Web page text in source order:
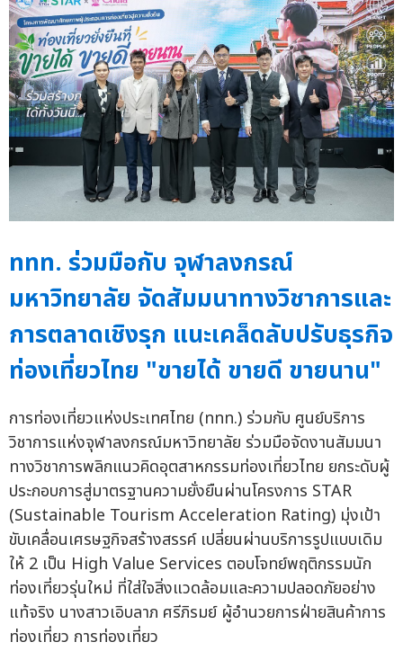
ททท. ร่วมมือกับ จุฬาลงกรณ์
มหาวิทยาลัย จัดสัมมนาทางวิชาการและ
การตลาดเชิงรุก แนะเคล็ดลับปรับธุรกิจ
ท่องเที่ยวไทย "ขายได้ ขายดี ขายนาน"
การท่องเที่ยวแห่งประเทศไทย (ททท.) ร่วมกับ ศูนย์บริการ
วิชาการแห่งจุฬาลงกรณ์มหาวิทยาลัย ร่วมมือจัดงานสัมมนา
ทางวิชาการพลิกแนวคิดอุตสาหกรรมท่องเที่ยวไทย ยกระดับผู้
ประกอบการสู่มาตรฐานความยั่งยืนผ่านโครงการ STAR
(Sustainable Tourism Acceleration Rating) มุ่งเป้า
ขับเคลื่อนเศรษฐกิจสร้างสรรค์ เปลี่ยนผ่านบริการรูปแบบเดิม
ให้ 2 เป็น High Value Services ตอบโจทย์พฤติกรรมนัก
ท่องเที่ยวรุ่นใหม่ ที่ใส่ใจสิ่งแวดล้อมและความปลอดภัยอย่าง
แท้จริง นางสาวเอิบลาภ ศรีภิรมย์ ผู้อำนวยการฝ่ายสินค้าการ
ท่องเที่ยว การท่องเที่ยว